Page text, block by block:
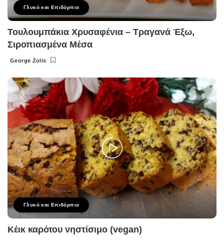
Γλυκό και Επιδόρπιο
Τουλουμπάκια Χρυσαφένια – Τραγανά Έξω,
Σιροπιασμένα Μέσα
Posted
George Zolis
Γλυκό και Επιδόρπιο
Κέικ καρότου νηστίσιμο (vegan)